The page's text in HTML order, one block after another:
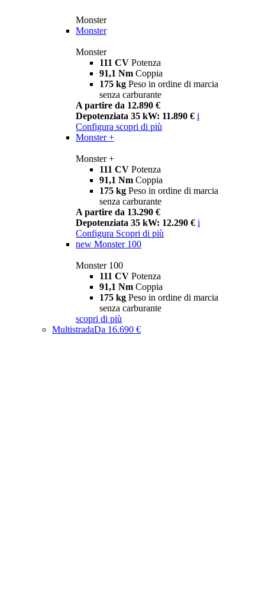
Monster
Monster
Monster
111 CV Potenza
91,1 Nm Coppia
175 kg Peso in ordine di marcia
senza carburante
A partire da 12.890 €
Depotenziata 35 kW: 11.890 € i
Configura scopri di più
Monster +
Monster +
111 CV Potenza
91,1 Nm Coppia
175 kg Peso in ordine di marcia
senza carburante
A partire da 13.290 €
Depotenziata 35 kW: 12.290 € i
Configura Scopri di più
new Monster 100
Monster 100
111 CV Potenza
91,1 Nm Coppia
175 kg Peso in ordine di marcia
senza carburante
scopri di più
MultistradaDa 16.690 €